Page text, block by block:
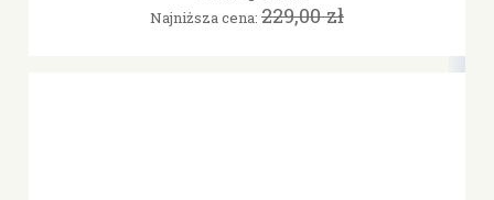
Najniższa cena: 229,00 zł